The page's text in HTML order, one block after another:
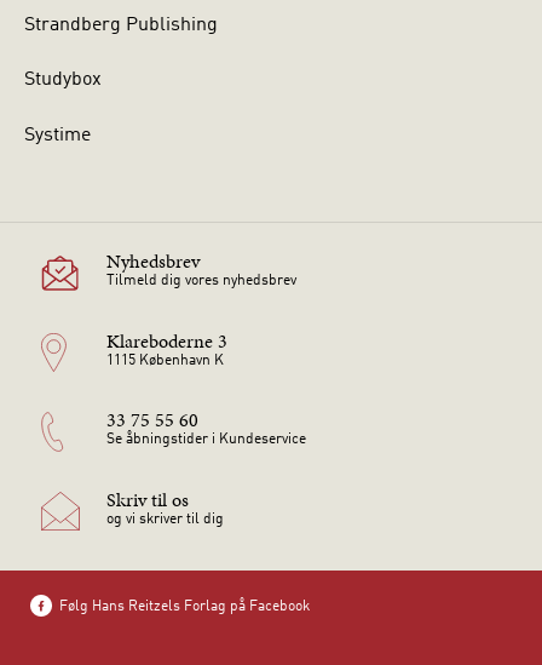
Strandberg Publishing
Studybox
Systime
Nyhedsbrev
Tilmeld dig vores nyhedsbrev
Klareboderne 3
1115 København K
33 75 55 60
Se åbningstider i Kundeservice
Skriv til os
og vi skriver til dig
Følg Hans Reitzels Forlag på Facebook